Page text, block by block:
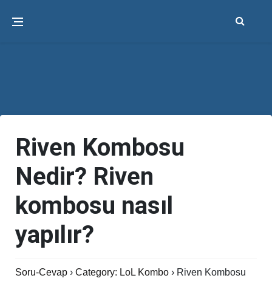
Riven Kombosu
Nedir? Riven
kombosu nasıl
yapılır?
Soru-Cevap › Category: LoL Kombo › Riven Kombosu